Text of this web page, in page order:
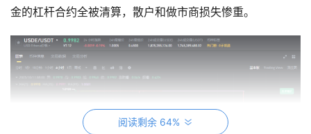
金的杠杆合约全被清算，散户和做市商损失惨重。
阅读剩余 64%